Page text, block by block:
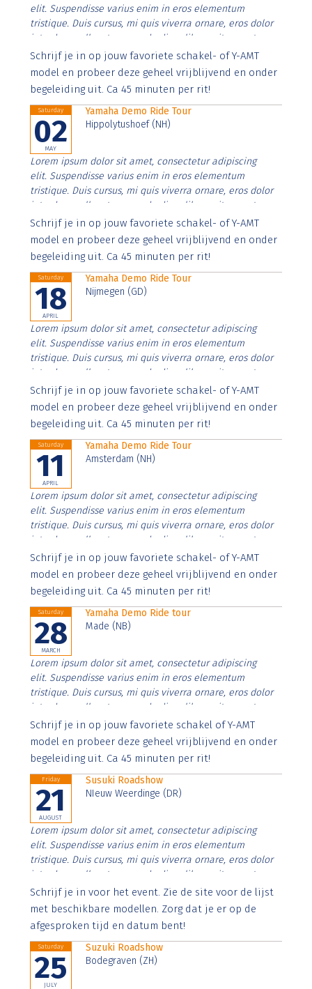
elit. Suspendisse varius enim in eros elementum
tristique. Duis cursus, mi quis viverra ornare, eros dolor
interdum nulla, ut commodo diam libero vitae erat.
Aenean faucibus nibh et justo cursus id rutrum lorem
imperdiet. Nunc ut sem vitae risus tristique posuere.
Schrijf je in op jouw favoriete schakel- of Y-AMT
model en probeer deze geheel vrijblijvend en onder
begeleiding uit. Ca 45 minuten per rit!
Saturday
02
MAY
Yamaha Demo Ride Tour
Hippolytushoef (NH)
Lorem ipsum dolor sit amet, consectetur adipiscing
elit. Suspendisse varius enim in eros elementum
tristique. Duis cursus, mi quis viverra ornare, eros dolor
interdum nulla, ut commodo diam libero vitae erat.
Aenean faucibus nibh et justo cursus id rutrum lorem
imperdiet. Nunc ut sem vitae risus tristique posuere.
Schrijf je in op jouw favoriete schakel- of Y-AMT
model en probeer deze geheel vrijblijvend en onder
begeleiding uit. Ca 45 minuten per rit!
Saturday
18
APRIL
Yamaha Demo Ride Tour
Nijmegen (GD)
Lorem ipsum dolor sit amet, consectetur adipiscing
elit. Suspendisse varius enim in eros elementum
tristique. Duis cursus, mi quis viverra ornare, eros dolor
interdum nulla, ut commodo diam libero vitae erat.
Aenean faucibus nibh et justo cursus id rutrum lorem
imperdiet. Nunc ut sem vitae risus tristique posuere.
Schrijf je in op jouw favoriete schakel- of Y-AMT
model en probeer deze geheel vrijblijvend en onder
begeleiding uit. Ca 45 minuten per rit!
Saturday
11
APRIL
Yamaha Demo Ride Tour
Amsterdam (NH)
Lorem ipsum dolor sit amet, consectetur adipiscing
elit. Suspendisse varius enim in eros elementum
tristique. Duis cursus, mi quis viverra ornare, eros dolor
interdum nulla, ut commodo diam libero vitae erat.
Aenean faucibus nibh et justo cursus id rutrum lorem
imperdiet. Nunc ut sem vitae risus tristique posuere.
Schrijf je in op jouw favoriete schakel- of Y-AMT
model en probeer deze geheel vrijblijvend en onder
begeleiding uit. Ca 45 minuten per rit!
Saturday
28
MARCH
Yamaha Demo Ride tour
Made (NB)
Lorem ipsum dolor sit amet, consectetur adipiscing
elit. Suspendisse varius enim in eros elementum
tristique. Duis cursus, mi quis viverra ornare, eros dolor
interdum nulla, ut commodo diam libero vitae erat.
Aenean faucibus nibh et justo cursus id rutrum lorem
imperdiet. Nunc ut sem vitae risus tristique posuere.
Schrijf je in op jouw favoriete schakel of Y-AMT
model en probeer deze geheel vrijblijvend en onder
begeleiding uit. Ca 45 minuten per rit!
Friday
21
AUGUST
Susuki Roadshow
NIeuw Weerdinge (DR)
Lorem ipsum dolor sit amet, consectetur adipiscing
elit. Suspendisse varius enim in eros elementum
tristique. Duis cursus, mi quis viverra ornare, eros dolor
interdum nulla, ut commodo diam libero vitae erat.
Aenean faucibus nibh et justo cursus id rutrum lorem
imperdiet. Nunc ut sem vitae risus tristique posuere.
Schrijf je in voor het event. Zie de site voor de lijst
met beschikbare modellen. Zorg dat je er op de
afgesproken tijd en datum bent!
Saturday
25
JULY
Suzuki Roadshow
Bodegraven (ZH)